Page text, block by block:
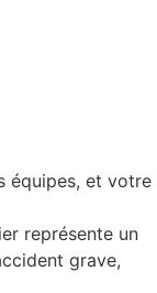
équipes, et votre
représente un
grave,